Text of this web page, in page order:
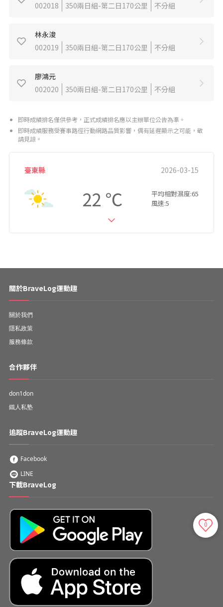
0
002018
350兩日組-第二日170公里 不分組
林永浚
002019
350兩日組-第二日170公里 不分組
廖鴻元
002020
350兩日組-第二日170公里 不分組
即時成績排名僅供參考，正式成績排名應以主辦單位公告為準。
即時成績服務受賽事路徑行動網路品質影響，偶有延遲顯示之可能，敬
請見諒。
臺東縣 2026-03-15
22
平均相對濕度:65
風速:5
關於BraveLog運動趣
關於我們
隱私政策
服務條款
合作夥伴
don1don
鐵人私塾
追蹤BraveLog運動趣
Facebook
LINE
下載BraveLog